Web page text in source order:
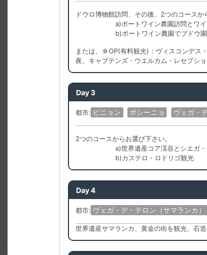
ドウロ博物館訪問、その後、2つのコースか
a)ポートワイン農園訪問とワ
b)ポートワイン農園でブドウ
または、☆OP(有料観光)：ヴィスコンデス
夜、キャプテンズ・ウエルカム・レセプシ
Day 3
都市: ピニョン ポシーニョ ヴェガ・
2つのコースからお選び下さい。
a)世界遺産コア渓谷とシエガ
b)カステロ・ロドリゴ観光
Day 4
都市: ヴェガ・デ・テロン（サマランカ）
世界遺産サマランカ、黄金の街を観光、石